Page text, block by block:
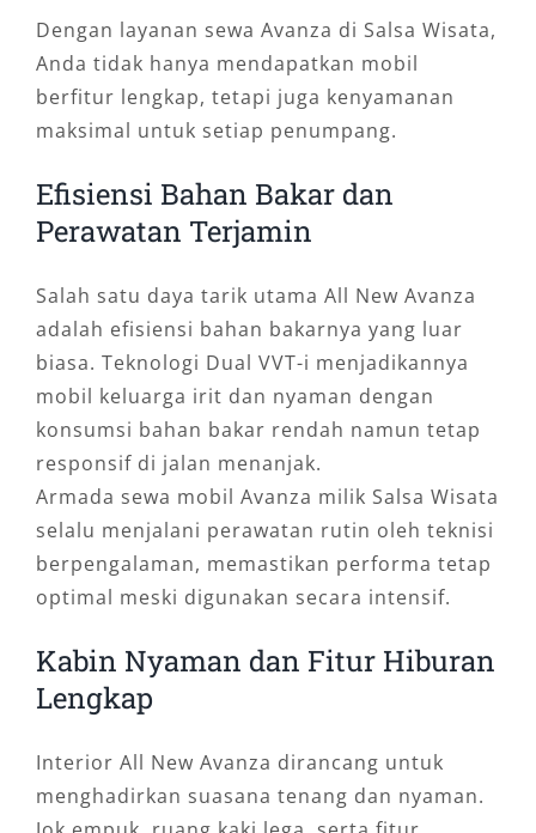
Dengan layanan sewa Avanza di Salsa Wisata,
Anda tidak hanya mendapatkan mobil
berfitur lengkap, tetapi juga kenyamanan
maksimal untuk setiap penumpang.
Efisiensi Bahan Bakar dan
Perawatan Terjamin
Salah satu daya tarik utama All New Avanza
adalah efisiensi bahan bakarnya yang luar
biasa. Teknologi Dual VVT-i menjadikannya
mobil keluarga irit dan nyaman dengan
konsumsi bahan bakar rendah namun tetap
responsif di jalan menanjak.
Armada sewa mobil Avanza milik Salsa Wisata
selalu menjalani perawatan rutin oleh teknisi
berpengalaman, memastikan performa tetap
optimal meski digunakan secara intensif.
Kabin Nyaman dan Fitur Hiburan
Lengkap
Interior All New Avanza dirancang untuk
menghadirkan suasana tenang dan nyaman.